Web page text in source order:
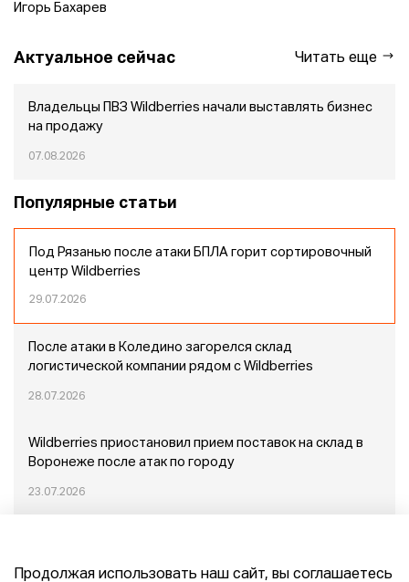
Игорь Бахарев
Актуальное сейчас Читать еще
Владельцы ПВЗ Wildberries начали выставлять бизнес
на продажу
07.08.2026
Популярные статьи
Под Рязанью после атаки БПЛА горит сортировочный
центр Wildberries
29.07.2026
После атаки в Коледино загорелся склад
логистической компании рядом с Wildberries
28.07.2026
Wildberries приостановил прием поставок на склад в
Воронеже после атак по городу
23.07.2026
Продолжая использовать наш сайт, вы соглашаетесь